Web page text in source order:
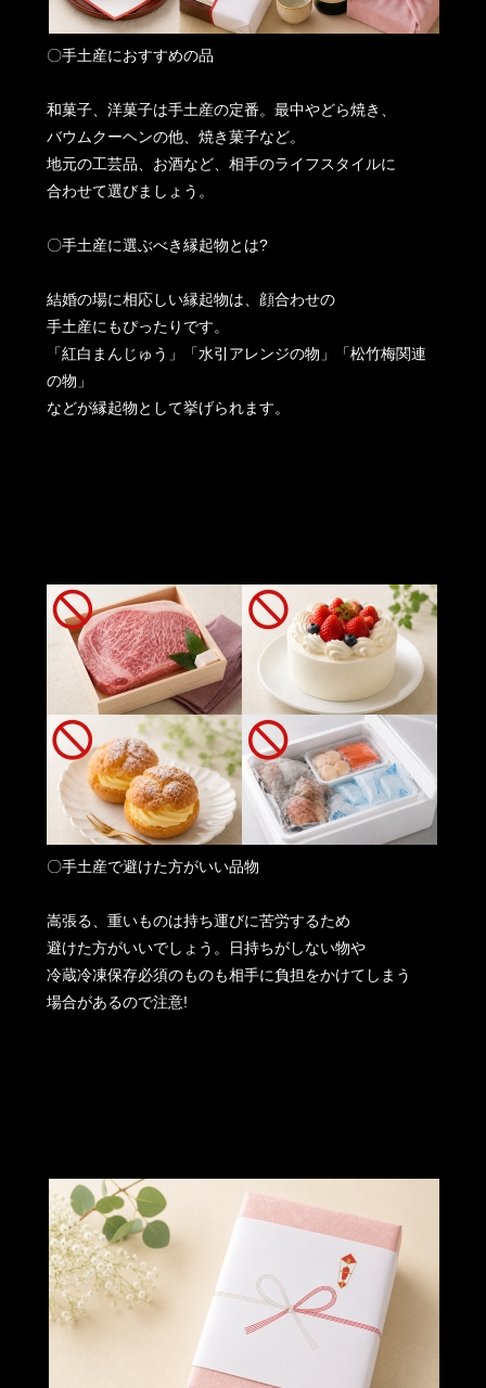
〇手土産におすすめの品
和菓子、洋菓子は手土産の定番。最中やどら焼き、
バウムクーヘンの他、焼き菓子など。
地元の工芸品、お酒など、相手のライフスタイルに
合わせて選びましょう。
〇手土産に選ぶべき縁起物とは?
結婚の場に相応しい縁起物は、顔合わせの
手土産にもぴったりです。
「紅白まんじゅう」「水引アレンジの物」「松竹梅関連
の物」
などが縁起物として挙げられます。
〇手土産で避けた方がいい品物
嵩張る、重いものは持ち運びに苦労するため
避けた方がいいでしょう。日持ちがしない物や
冷蔵冷凍保存必須のものも相手に負担をかけてしまう
場合があるので注意!